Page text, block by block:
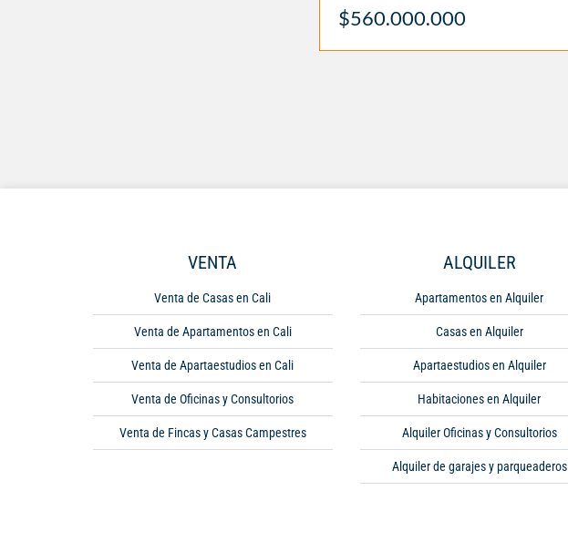
$560.000.000
VENTA
Venta de Casas en Cali
Venta de Apartamentos en Cali
Venta de Apartaestudios en Cali
Venta de Oficinas y Consultorios
Venta de Fincas y Casas Campestres
ALQUILER
Apartamentos en Alquiler
Casas en Alquiler
Apartaestudios en Alquiler
Habitaciones en Alquiler
Alquiler Oficinas y Consultorios
Alquiler de garajes y parqueaderos